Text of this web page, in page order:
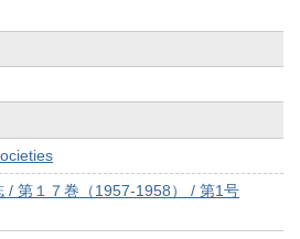
/ 第１７巻（1957-1958） / 第1号